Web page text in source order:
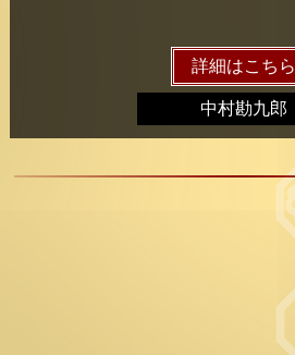
詳細はこちら
中村勘九郎